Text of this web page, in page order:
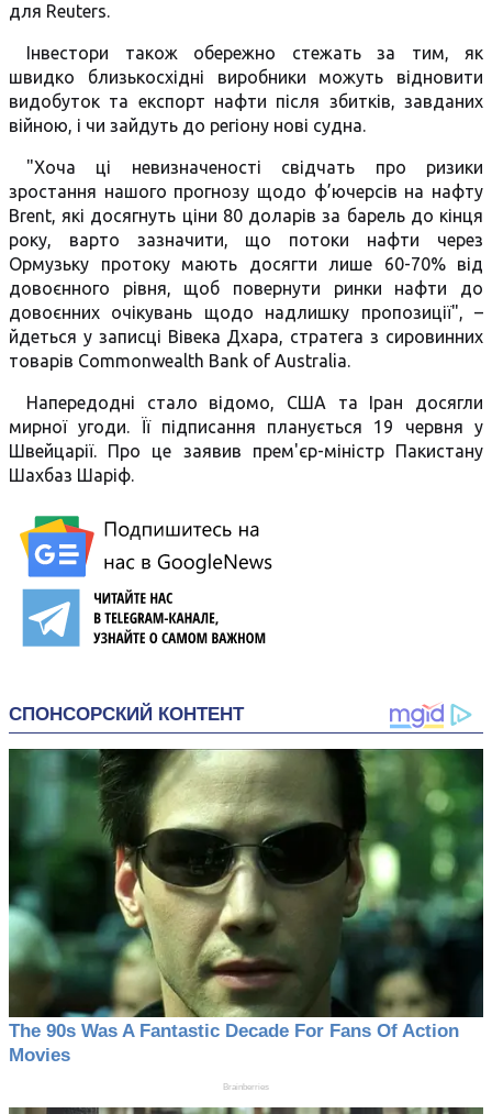
для Reuters.
Інвестори також обережно стежать за тим, як
швидко близькосхідні виробники можуть відновити
видобуток та експорт нафти після збитків, завданих
війною, і чи зайдуть до регіону нові судна.
"Хоча ці невизначеності свідчать про ризики
зростання нашого прогнозу щодо ф’ючерсів на нафту
Brent, які досягнуть ціни 80 доларів за барель до кінця
року, варто зазначити, що потоки нафти через
Ормузьку протоку мають досягти лише 60-70% від
довоєнного рівня, щоб повернути ринки нафти до
довоєнних очікувань щодо надлишку пропозиції", –
йдеться у записці Вівека Дхара, стратега з сировинних
товарів Commonwealth Bank of Australia.
Напередодні стало відомо, США та Іран досягли
мирної угоди. Її підписання планується 19 червня у
Швейцарії. Про це заявив прем'єр-міністр Пакистану
Шахбаз Шаріф.